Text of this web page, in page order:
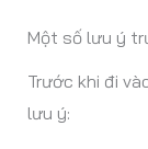
Một số lưu ý
Trước khi đi
lưu ý: